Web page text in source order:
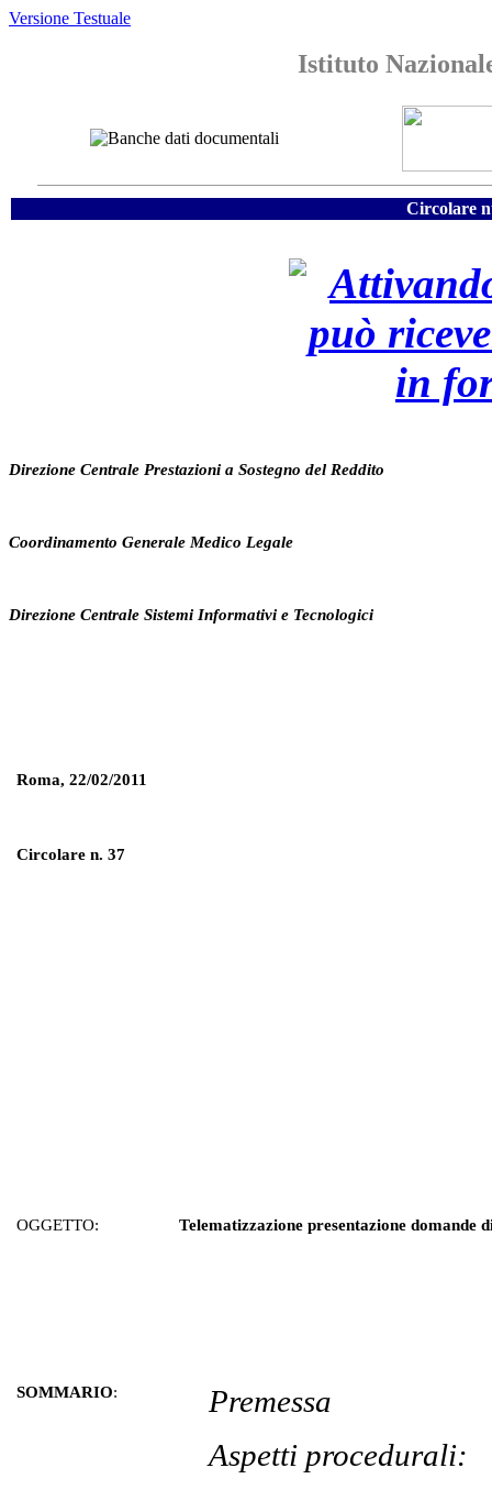
Versione Testuale
Istituto
Circolare
Direzione Centrale Prestazioni a Sostegno del Reddito
Coordinamento Generale Medico Legale
Direzione Centrale Sistemi Informativi e Tecnologici
Roma, 22/02/2011
Circolare n. 37
OGGETTO: Telematizzazione presentazione domande
SOMMARIO:
Premessa
Aspetti procedurali: